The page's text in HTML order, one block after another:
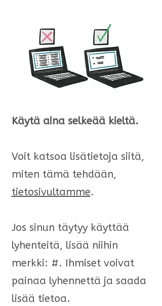
Käytä aina selkeää kieltä.
Voit katsoa lisätietoja siitä,
miten tämä tehdään,
tietosivultamme.
Jos sinun täytyy käyttää
lyhenteitä, lisää niihin
merkki: #. Ihmiset voivat
painaa lyhennettä ja saada
lisää tietoa.